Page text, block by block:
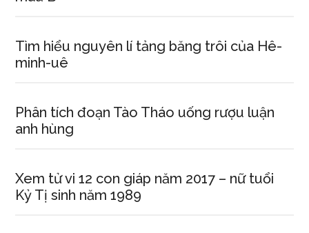
Tìm hiểu nguyên lí tảng băng trôi của Hê-
minh-uê
Phân tích đoạn Tào Tháo uống rượu luận
anh hùng
Xem tử vi 12 con giáp năm 2017 – nữ tuổi
Kỷ Tị sinh năm 1989